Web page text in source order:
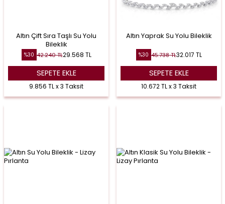
Altın Çift Sıra Taşlı Su Yolu
Bileklik
%30 42.240TL29.568 TL
SEPETE EKLE
9.856 TL x 3 Taksit
Altın Yaprak Su Yolu Bileklik
%30 45.738TL32.017 TL
SEPETE EKLE
10.672 TL x 3 Taksit